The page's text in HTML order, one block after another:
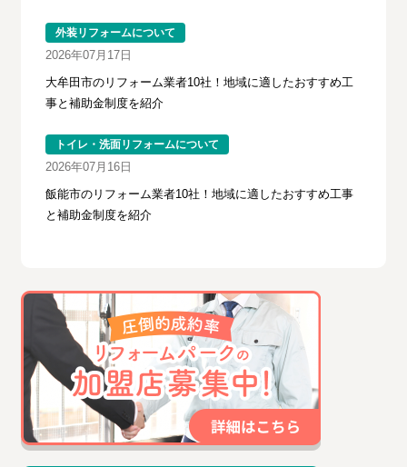
外装リフォームについて
2026年07月17日
大牟田市のリフォーム業者10社！地域に適したおすすめ工
事と補助金制度を紹介
トイレ・洗面リフォームについて
2026年07月16日
飯能市のリフォーム業者10社！地域に適したおすすめ工事
と補助金制度を紹介